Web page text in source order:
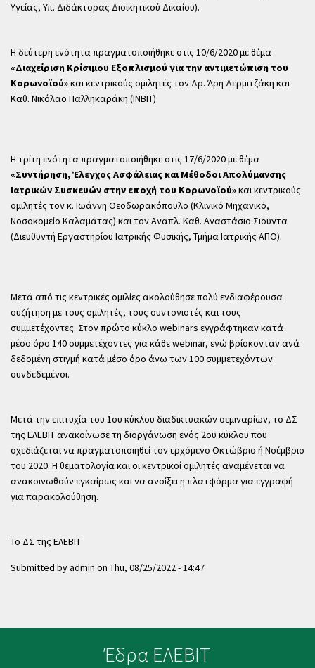
Υγείας, Υπ. Διδάκτορας Διοικητικού Δικαίου).
Η δεύτερη ενότητα πραγματοποιήθηκε στις 10/6/2020 με θέμα
«Διαχείριση Κρίσιμου Εξοπλισμού για την αντιμετώπιση του
Κορωνοϊού»και κεντρικούς ομιλητές τον Δρ. Άρη Δερμιτζάκη και
Καθ. Νικόλαο Παλληκαράκη (ΙΝΒΙΤ).
Η τρίτη ενότητα πραγματοποιήθηκε στις 17/6/2020 με θέμα
«Συντήρηση, Έλεγχος Ασφάλειας και Μέθοδοι Απολύμανσης
Ιατρικών Συσκευών στην εποχή του Κορωνοϊού»και κεντρικούς
ομιλητές τον κ. Ιωάννη Θεοδωρακόπουλο (Κλινικό Μηχανικό,
Νοσοκομείο Καλαμάτας) και τον Αναπλ. Καθ. Αναστάσιο Σιούντα
(Διευθυντή Εργαστηρίου Ιατρικής Φυσικής, Τμήμα Ιατρικής ΑΠΘ).
Μετά από τις κεντρικές ομιλίες ακολούθησε πολύ ενδιαφέρουσα
συζήτηση με τους ομιλητές, τους συντονιστές και τους
συμμετέχοντες. Στον πρώτο κύκλο webinars εγγράφτηκαν κατά
μέσο όρο 140 συμμετέχοντες για κάθε webinar, ενώ βρίσκονταν ανά
δεδομένη στιγμή κατά μέσο όρο άνω των 100 συμμετεχόντων
συνδεδεμένοι.
Μετά την επιτυχία του 1ου κύκλου διαδικτυακών σεμιναρίων, το ΔΣ
της ΕΛΕΒΙΤ ανακοίνωσε τη διοργάνωση ενός 2ου κύκλου που
σχεδιάζεται να πραγματοποιηθεί τον ερχόμενο Οκτώβριο ή Νοέμβριο
του 2020. Η θεματολογία και οι κεντρικοί ομιλητές αναμένεται να
ανακοινωθούν εγκαίρως και να ανοίξει η πλατφόρμα για εγγραφή
για παρακολούθηση.
Το ΔΣ της ΕΛΕΒΙΤ
Submitted byadmin on Thu, 08/25/2022 - 14:47
Έδρα ΕΛΕΒΙΤ